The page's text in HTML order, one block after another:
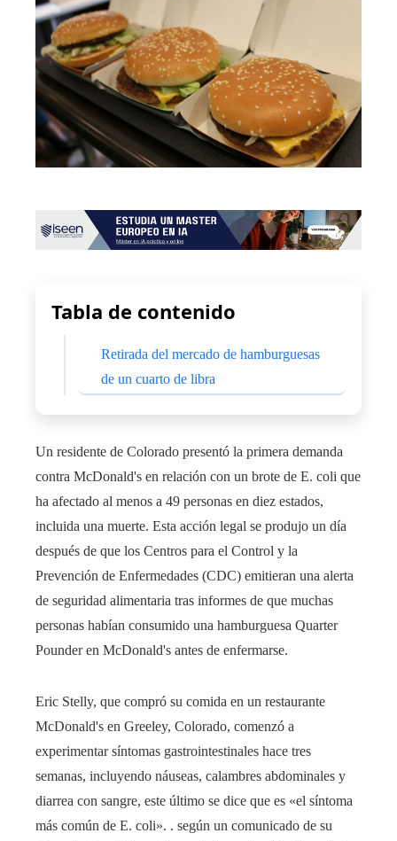
Tabla de contenido
Retirada del mercado de hamburguesas
de un cuarto de libra
Un residente de Colorado presentó la primera demanda
contra McDonald's en relación con un brote de E. coli que
ha afectado al menos a 49 personas en diez estados,
incluida una muerte. Esta acción legal se produjo un día
después de que los Centros para el Control y la
Prevención de Enfermedades (CDC) emitieran una alerta
de seguridad alimentaria tras informes de que muchas
personas habían consumido una hamburguesa Quarter
Pounder en McDonald's antes de enfermarse.
Eric Stelly, que compró su comida en un restaurante
McDonald's en Greeley, Colorado, comenzó a
experimentar síntomas gastrointestinales hace tres
semanas, incluyendo náuseas, calambres abdominales y
diarrea con sangre, este último se dice que es «el síntoma
más común de E. coli». . según un comunicado de su